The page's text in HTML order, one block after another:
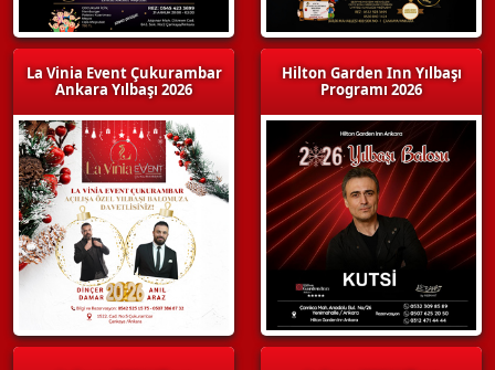
La Vinia Event Çukurambar
Ankara Yılbaşı 2026
Hilton Garden Inn Yılbaşı
Programı 2026